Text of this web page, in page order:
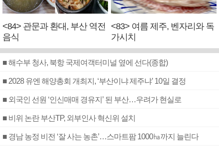
<84> 관문과 환대, 부산 역전
음식
<83> 여름 제주, 벤자리와 독
가시치
■ 해수부 청사, 북항 국제여객터미널 옆에 선다(종합)
■ 2028 유엔 해양총회 개최지, ‘부산이냐 제주냐’ 10일 결정
■ 외국인 선원 ‘인신매매 경유지’ 된 부산…우려가 현실로
■ 비위 논란 부산TP, 외부인사 혁신위 설치
■ 경남 농정 비전 ‘잘 사는 농촌’…스마트팜 1000㏊까지 늘린다